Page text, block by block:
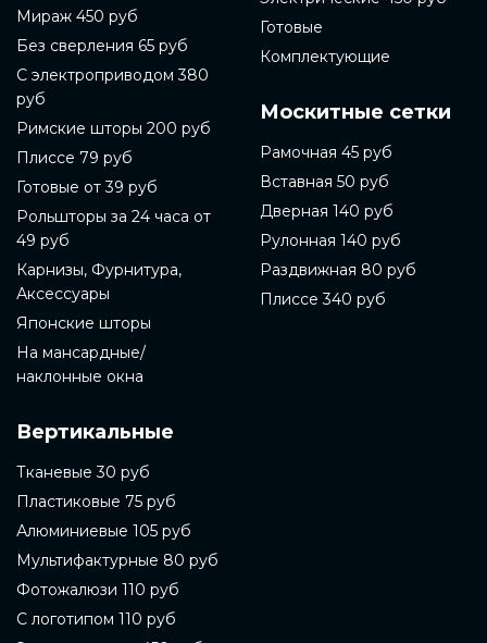
Мираж 450 руб
Без сверления 65 руб
С электроприводом 380
руб
Римские шторы 200 руб
Плиссе 79 руб
Готовые от 39 руб
Рольшторы за 24 часа от
49 руб
Карнизы, Фурнитура,
Аксессуары
Японские шторы
На мансардные/
наклонные окна
Вертикальные
Тканевые 30 руб
Пластиковые 75 руб
Алюминиевые 105 руб
Мультифактурные 80 руб
Фотожалюзи 110 руб
С логотипом 110 руб
Готовые
Комплектующие
Москитные сетки
Рамочная 45 руб
Вставная 50 руб
Дверная 140 руб
Рулонная 140 руб
Раздвижная 80 руб
Плиссе 340 руб